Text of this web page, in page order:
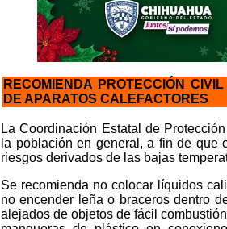
RECOMIENDA PROTECCIÓN
DE APARATOS CALEFACTORES
La Coordinación Estatal de
la población en general, a fin de que
riesgos derivados de las bajas
Se recomienda no colocar líquidos
no encender leña o braceros dentro
alejados de objetos de fácil